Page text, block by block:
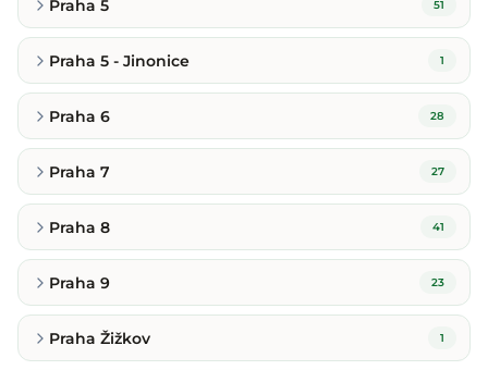
Praha 5 51
Praha 5 - Jinonice 1
Praha 6 28
Praha 7 27
Praha 8 41
Praha 9 23
Praha Žižkov 1